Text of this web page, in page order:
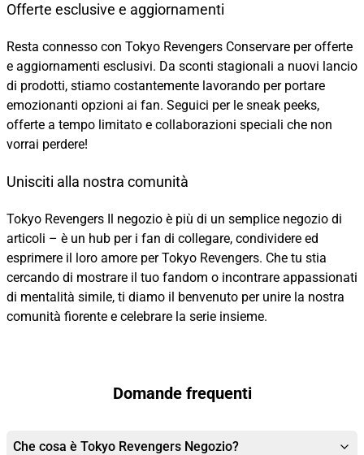
Offerte esclusive e aggiornamenti
Resta connesso con Tokyo Revengers Conservare per offerte
e aggiornamenti esclusivi. Da sconti stagionali a nuovi lancio
di prodotti, stiamo costantemente lavorando per portare
emozionanti opzioni ai fan. Seguici per le sneak peeks,
offerte a tempo limitato e collaborazioni speciali che non
vorrai perdere!
Unisciti alla nostra comunità
Tokyo Revengers Il negozio è più di un semplice negozio di
articoli – è un hub per i fan di collegare, condividere ed
esprimere il loro amore per Tokyo Revengers. Che tu stia
cercando di mostrare il tuo fandom o incontrare appassionati
di mentalità simile, ti diamo il benvenuto per unire la nostra
comunità fiorente e celebrare la serie insieme.
Domande frequenti
Che cosa è Tokyo Revengers Negozio?